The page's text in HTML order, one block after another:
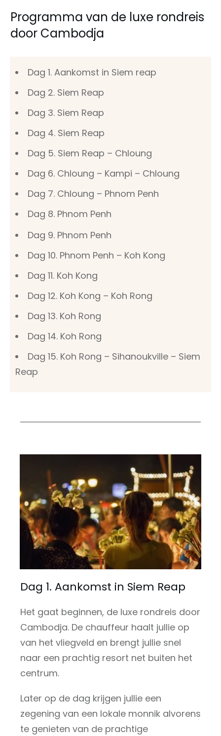
Programma van de luxe rondreis
door Cambodja
Dag 1. Aankomst in Siem reap
Dag 2. Siem Reap
Dag 3. Siem Reap
Dag 4. Siem Reap
Dag 5. Siem Reap – Chloung
Dag 6. Chloung – Kampi – Chloung
Dag 7. Chloung – Phnom Penh
Dag 8. Phnom Penh
Dag 9. Phnom Penh
Dag 10. Phnom Penh – Koh Kong
Dag 11. Koh Kong
Dag 12. Koh Kong – Koh Rong
Dag 13. Koh Rong
Dag 14. Koh Rong
Dag 15. Koh Rong – Sihanoukville – Siem
Reap
Dag 1. Aankomst in Siem Reap
Het gaat beginnen, de luxe rondreis door
Cambodja. De chauffeur haalt jullie op
van het vliegveld en brengt jullie snel
naar een prachtig resort net buiten het
centrum.
Later op de dag krijgen jullie een
zegening van een lokale monnik alvorens
te genieten van de prachtige